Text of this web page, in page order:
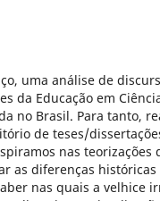
uma análise de
da Educação em
no Brasil. Para tanto,
de teses/
nas teorizações
as diferenças
nas quais a velhice